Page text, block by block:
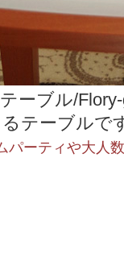
パーティや大人
ーブル/
テーブルで